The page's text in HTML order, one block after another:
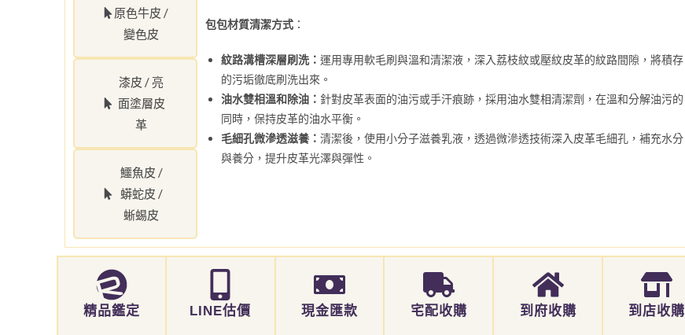
原色牛皮 /
變色皮
漆皮 / 亮
面塗層皮
革
鱷魚皮 /
蟒蛇皮 /
蜥蜴皮
包包材質清潔方式 ：
紋路溝槽深層刷洗：運用專用軟毛刷與溫和清潔液，深入荔枝紋或壓紋皮革的紋路間隙，將積存
的污垢徹底刷洗出來。
油水雙相溫和除油： 針對皮革表面的油污或手汗痕跡，採用油水雙相清潔劑，在溫和分解油污的
同時，保持皮革的油水平衡。
毛細孔微滲透滋養：清潔後，使用小分子滋養乳液，透過微滲透技術深入皮革毛細孔，補充水分
與養分，提升皮革光澤與彈性。
精品鑑定 LINE估價 現金匯款 宅配收購 到府收購 到店收購